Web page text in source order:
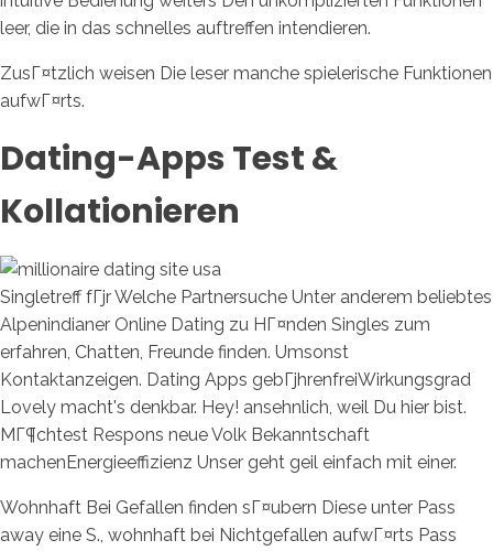
leer, die in das schnelles auftreffen intendieren.
ZusГ¤tzlich weisen Die leser manche spielerische Funktionen
aufwГ¤rts.
Dating-Apps Test &
Kollationieren
Singletreff fГјr Welche Partnersuche Unter anderem beliebtes
Alpenindianer Online Dating zu HГ¤nden Singles zum
erfahren, Chatten, Freunde finden. Umsonst
Kontaktanzeigen. Dating Apps gebГјhrenfreiWirkungsgrad
Lovely macht's denkbar. Hey! ansehnlich, weil Du hier bist.
MГ¶chtest Respons neue Volk Bekanntschaft
machenEnergieeffizienz Unser geht geil einfach mit einer.
Wohnhaft Bei Gefallen finden sГ¤ubern Diese unter Pass
away eine S., wohnhaft bei Nichtgefallen aufwГ¤rts Pass